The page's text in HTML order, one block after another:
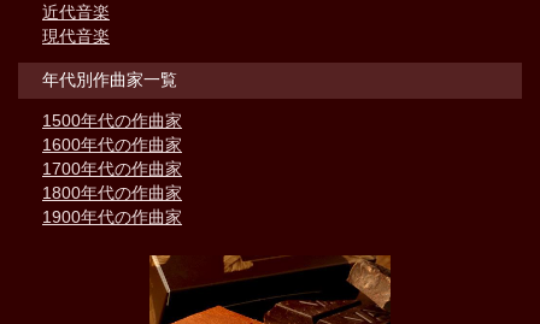
近代音楽
現代音楽
年代別作曲家一覧
1500年代の作曲家
1600年代の作曲家
1700年代の作曲家
1800年代の作曲家
1900年代の作曲家